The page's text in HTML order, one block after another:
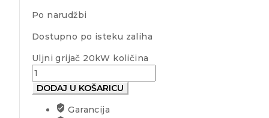
Po narudžbi
Dostupno po isteku zaliha
Uljni grijač 20kW količina
DODAJ U KOŠARICU
Garancija